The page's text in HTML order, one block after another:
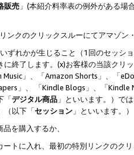
販売 」(本紹介料率表の例外がある
ンクのクリックスルーにてアマゾン
ずれかが生じること（1回のセッシ
終了します。(x)お客様の当該ク
」、「Amazon Shorts」、「
」、 「Kindle Blogs」、「
「デジタル商品 」といいます。）で
（以下「セッション 」といいます。
を購入するか、
ートに入れ、最初の特別リンクのク